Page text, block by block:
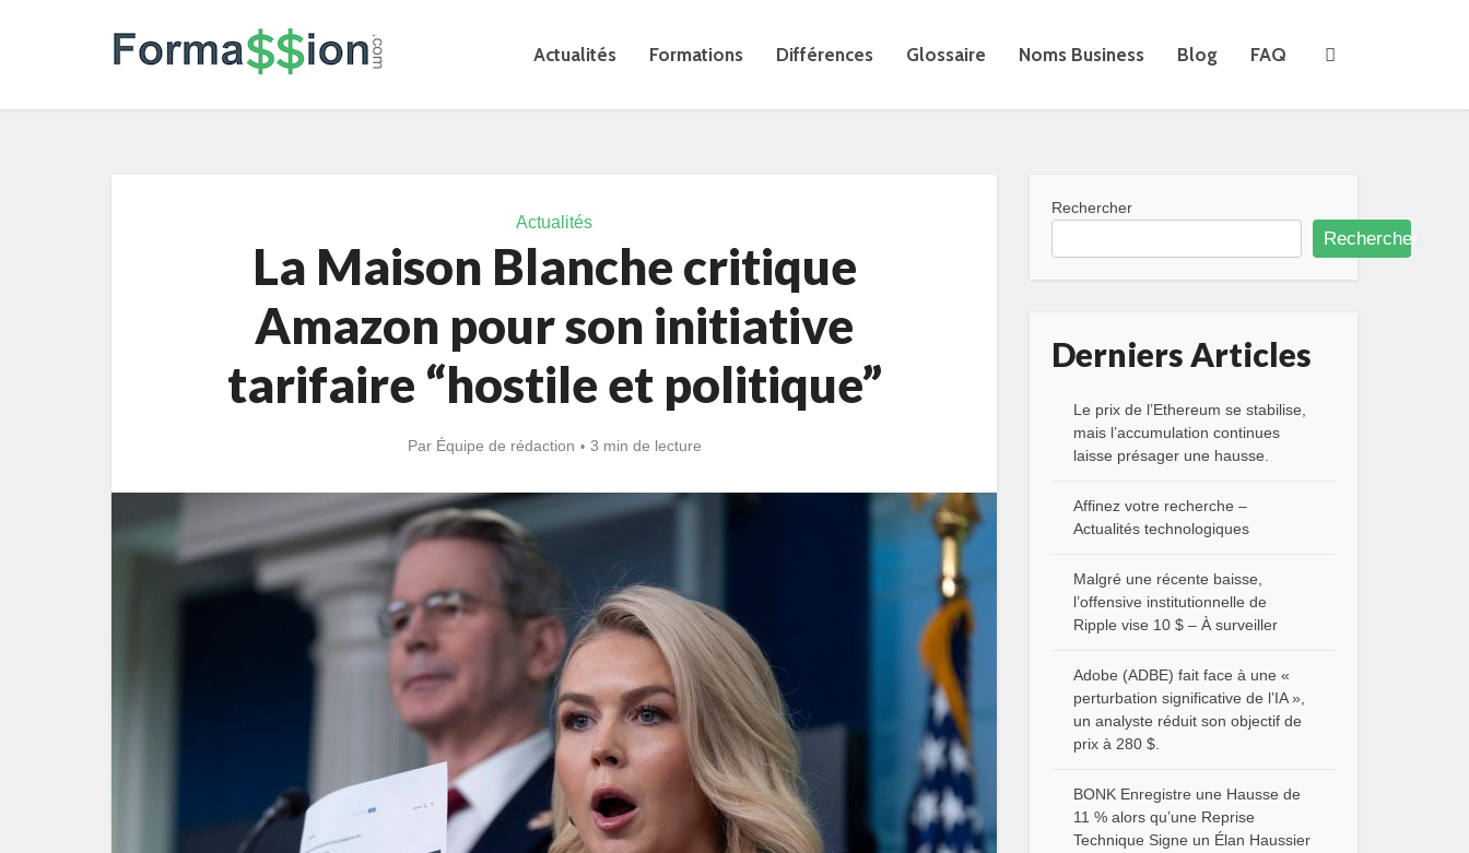
Actualités Formations Différences Glossaire Noms Business Blog FAQ
Actualités
La Maison Blanche critique
Amazon pour son initiative
tarifaire “hostile et politique”
Par Équipe de rédaction 3 min de lecture
Rechercher
Rechercher
Derniers Articles
Le prix de l’Ethereum se stabilise,
mais l’accumulation continues
laisse présager une hausse.
Affinez votre recherche –
Actualités technologiques
Malgré une récente baisse,
l’offensive institutionnelle de
Ripple vise 10 $ – À surveiller
Adobe (ADBE) fait face à une «
perturbation significative de l’IA »,
un analyste réduit son objectif de
prix à 280 $.
BONK Enregistre une Hausse de
11 % alors qu’une Reprise
Technique Signe un Élan Haussier